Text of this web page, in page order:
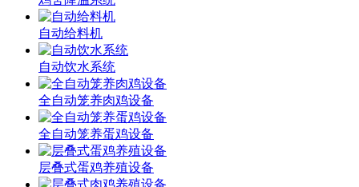
自动给料机
自动饮水系统
全自动笼养肉鸡设备
全自动笼养蛋鸡设备
层叠式蛋鸡养殖设备